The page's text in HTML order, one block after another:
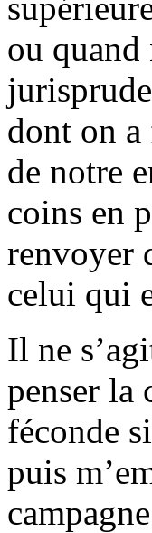
ou quand
dont on a
de notre
coins en
renvoyer
celui qui
Il ne
penser la
féconde
puis